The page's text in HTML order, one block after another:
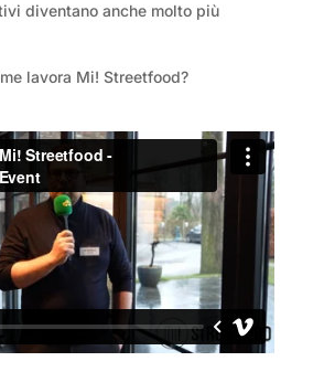
diventano anche molto più
lavora Mi! Streetfood?